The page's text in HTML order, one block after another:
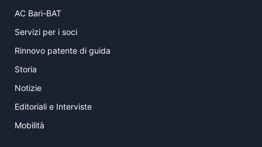
AC Bari-BAT
Servizi per i soci
Rinnovo patente di guida
Storia
Notizie
Editoriali e Interviste
Mobilità